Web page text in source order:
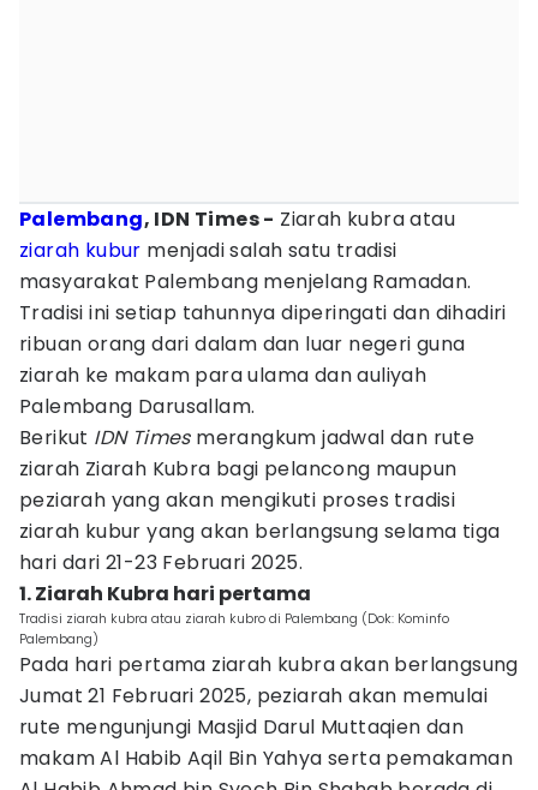
Palembang, IDN Times - Ziarah kubra atau
ziarah kubur menjadi salah satu tradisi
masyarakat Palembang menjelang Ramadan.
Tradisi ini setiap tahunnya diperingati dan dihadiri
ribuan orang dari dalam dan luar negeri guna
ziarah ke makam para ulama dan auliyah
Palembang Darusallam.
Berikut IDN Timesmerangkum jadwal dan rute
ziarah Ziarah Kubra bagi pelancong maupun
peziarah yang akan mengikuti proses tradisi
ziarah kubur yang akan berlangsung selama tiga
hari dari 21-23 Februari 2025.
1. Ziarah Kubra hari pertama
Tradisi ziarah kubra atau ziarah kubro di Palembang (Dok: Kominfo
Palembang)
Pada hari pertama ziarah kubra akan berlangsung
Jumat 21 Februari 2025, peziarah akan memulai
rute mengunjungi Masjid Darul Muttaqien dan
makam Al Habib Aqil Bin Yahya serta pemakaman